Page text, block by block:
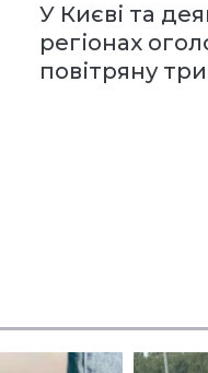
У Києві та
регіонах
повітряну